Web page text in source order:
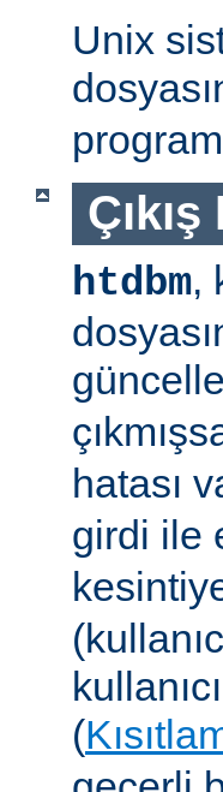
Unix
htdbm,
hatası
girdi ile
(